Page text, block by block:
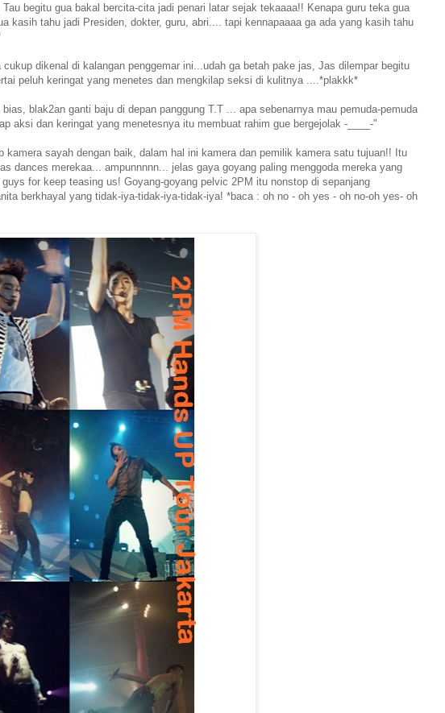
begitu gua bakal bercita-cita jadi penari latar sejak tekaaaa!! Kenapa guru teka gua
kasih tahu jadi Presiden, dokter, guru, abri.... tapi kennapaaaa ga ada yang kasih tahu
dikenal di kalangan penggemar ini...udah ga betah pake jas, Jas dilempar begitu
peluh keringat yang menetes dan mengkilap seksi di kulitnya ....*plakkk*
blak2an ganti baju di depan panggung T.T ... apa sebenarnya mau pemuda-pemuda
aksi dan keringat yang menetesnya itu membuat rahim gue bergejolak -____-"
kamera sayah dengan baik, dalam hal ini kamera dan pemilik kamera satu tujuan!! Itu
dances merekaa... ampunnnnn... jelas gaya goyang paling menggoda mereka yang
for keep teasing us! Goyang-goyang pelvic 2PM itu nonstop di sepanjang
berkhayal yang tidak-iya-tidak-iya-tidak-iya! *baca : oh no - oh yes - oh no-oh yes- oh